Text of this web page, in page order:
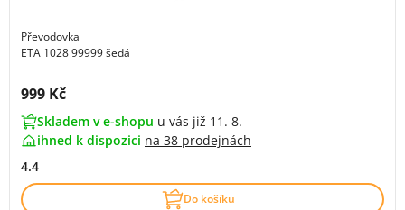
Převodovka
ETA 1028 99999 šedá
Cena s DPH:
999 Kč
Skladem v e-shopu u vás již 11. 8.
ihned k dispozici na 38 prodejnách
4.4
Do košíku